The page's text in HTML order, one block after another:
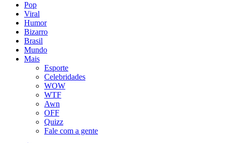
Pop
Viral
Humor
Bizarro
Brasil
Mundo
Mais
Esporte
Celebridades
WOW
WTF
Awn
OFF
Quizz
Fale com a gente